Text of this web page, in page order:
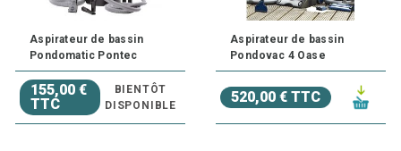
Aspirateur de bassin
Pondomatic Pontec
155,00 €
TTC
BIENTÔT
DISPONIBLE
Aspirateur de bassin
Pondovac 4 Oase
520,00 € TTC